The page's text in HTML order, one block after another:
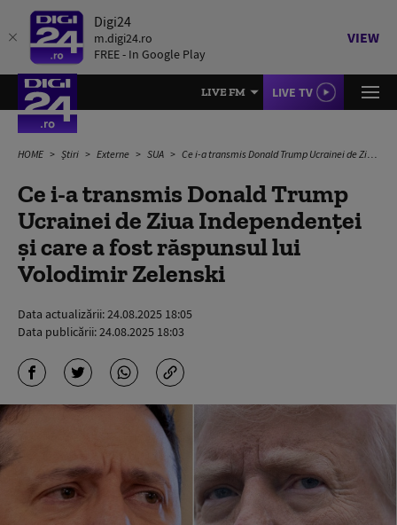
Digi24
m.digi24.ro
FREE - In Google Play
VIEW
LIVE FM LIVE TV
HOME Știri Externe SUA Ce i-a transmis Donald Trump Ucrainei de Ziua Independenţei și care a fost răspunsul lui Volodimir Zelenski
Ce i-a transmis Donald Trump
Ucrainei de Ziua Independenţei
și care a fost răspunsul lui
Volodimir Zelenski
Data actualizării:24.08.2025 18:05
Data publicării:24.08.2025 18:03